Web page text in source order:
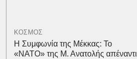
ΚΟΣΜΟΣ
Η Συμφωνία της Μέκκας: Το
«ΝΑΤΟ» της Μ. Ανατολής απέναντι